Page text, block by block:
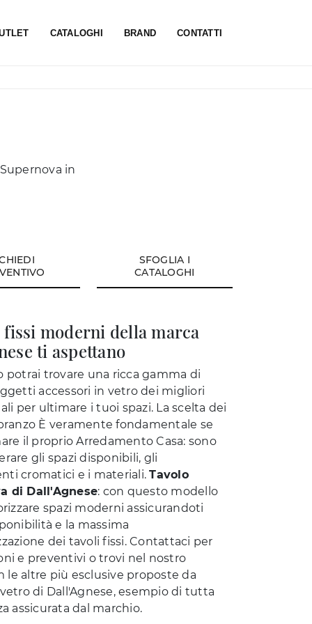
CATALOGHI BRAND CONTATTI
in
SFOGLIA I
CATALOGHI
moderni della marca
ti aspettano
potrai trovare una ricca gamma di
accessori in vetro dei migliori
per ultimare i tuoi spazi. La scelta dei
È veramente fondamentale se
il proprio Arredamento Casa: sono
gli spazi disponibili, gli
cromatici e i materiali.Tavolo
di Dall'Agnese: con questo modello
spazi moderni assicurandoti
e la massima
dei tavoli fissi. Contattaci per
e preventivi o trovi nel nostro
le altre più esclusive proposte da
di Dall'Agnese, esempio di tutta
assicurata dal marchio.